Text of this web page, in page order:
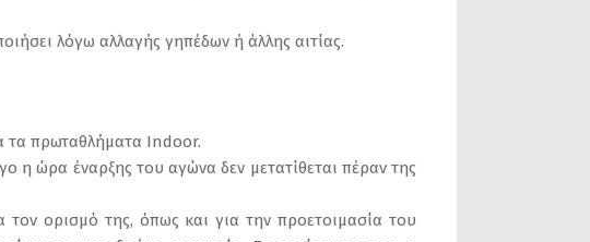
λόγω αλλαγής γηπέδων ή άλλης αιτίας.
τα πρωταθλήματα Indoor.
η ώρα έναρξης του αγώνα δεν μετατίθεται πέραν της
ορισμό της, όπως και για την προετοιμασία του